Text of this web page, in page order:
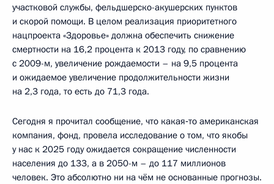
участковой службы, фельдшерско-акушерских пунктов
и скорой помощи. В целом реализация приоритетного
нацпроекта «Здоровье» должна обеспечить снижение
смертности на 16,2 процента к 2013 году, по сравнению
с 2009-м, увеличение рождаемости – на 9,5 процента
и ожидаемое увеличение продолжительности жизни
на 2,3 года, то есть до 71,3 года.
Сегодня я прочитал сообщение, что какая‑то американская
компания, фонд, провела исследование о том, что якобы
у нас к 2025 году ожидается сокращение численности
населения до 133, а в 2050-м – до 117 миллионов
человек. Это абсолютно ни на чём не основанные прогнозы.